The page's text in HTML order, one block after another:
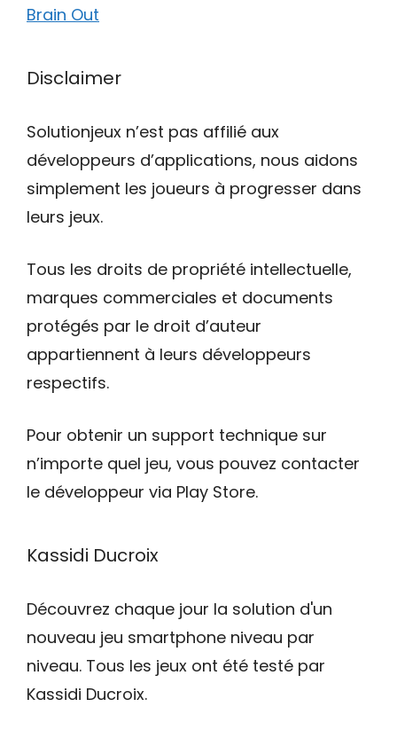
Brain Out
Disclaimer
Solutionjeux n’est pas affilié aux
développeurs d’applications, nous aidons
simplement les joueurs à progresser dans
leurs jeux.
Tous les droits de propriété intellectuelle,
marques commerciales et documents
protégés par le droit d’auteur
appartiennent à leurs développeurs
respectifs.
Pour obtenir un support technique sur
n’importe quel jeu, vous pouvez contacter
le développeur via Play Store.
Kassidi Ducroix
Découvrez chaque jour la solution d'un
nouveau jeu smartphone niveau par
niveau. Tous les jeux ont été testé par
Kassidi Ducroix.